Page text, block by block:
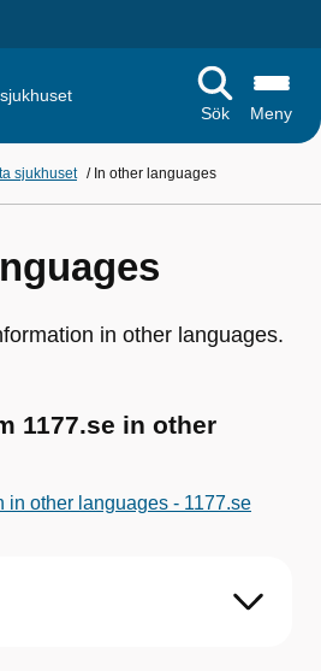
Sök
Meny
sjukhuset / In other languages
in other languages.
1177.se in other
in other languages - 1177.se